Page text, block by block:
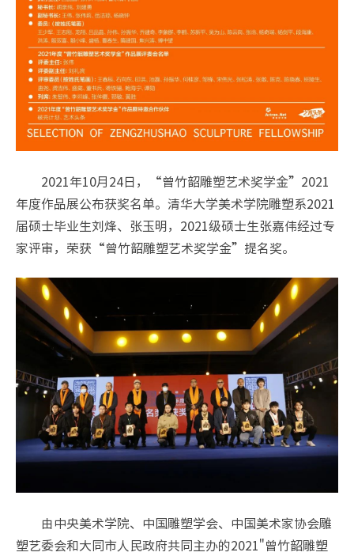
2021年10月24日，“曾竹韶雕塑艺术奖学金”2021
年度作品展公布获奖名单。清华大学美术学院雕塑系2021
届硕士毕业生刘烽、张玉明，2021级硕士生张嘉伟经过专
家评审，荣获“曾竹韶雕塑艺术奖学金”提名奖。
由中央美术学院、中国雕塑学会、中国美术家协会雕
塑艺委会和大同市人民政府共同主办的2021"曾竹韶雕塑